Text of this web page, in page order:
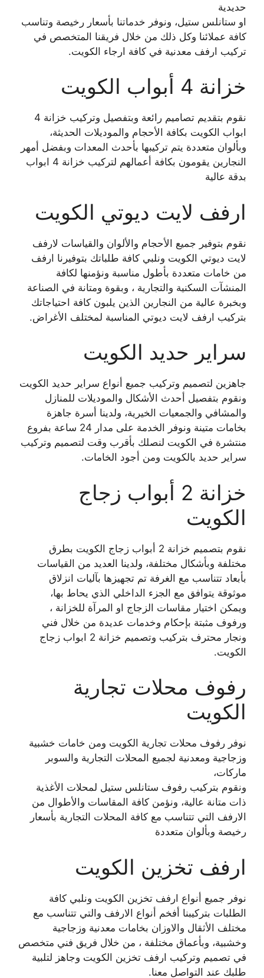
حديدية
او ستانلس ستيل، ونوفر خدماتنا بأسعار رخيصة وتناسب
كافة عملائنا وكل ذلك من خلال فريقنا المتخصص في
تركيب ارفف معدنية في كافة ارجاء الكويت.
خزانة 4 أبواب الكويت
نقوم بتقديم تصاميم رائعة وبتفصيل وتركيب خزانة 4
ابواب الكويت بكافة الأحجام والموديلات الحديثة،
وبألوان متعددة يتم تركيبها بأحدث المعدات وبفضل أمهر
النجارين يقومون بكافة أعمالهم لتركيب خزانة 4 ابواب
بدقة عالية
ارفف لايت ديوتي الكويت
نقوم بتوفير جميع الأحجام والألوان والقياسات لارفف
لايت ديوتي الكويت ونلبي كافة طلباتك بتوفيرنا ارفف
من خامات متعددة بأطول مناسبة ونؤمنها لكافة
المنشآت السكنية والتجارية ، وبقوة ومتانة في الصناعة
وبخبرة عالية من النجارين الذين يلبون كافة احتياجاتك
بتركيب ارفف لايت ديوتي المناسبة لمختلف الأغراض.
سراير حديد الكويت
جاهزين لتصميم وتركيب جميع أنواع سراير حديد الكويت
ونقوم بتفصيل أحدث الأشكال والموديلات للمنازل
والمشافي والجمعيات الخيرية، ولدينا أسرة جاهزة
بخامات متينة ونوفر الخدمة على مدار 24 ساعة بفروع
منتشرة في الكويت لنصلك بأقرب وقت لتصميم وتركيب
سراير حديد بالكويت ومن أجود الخامات.
خزانة 2 أبواب زجاج
الكويت
نقوم بتصميم خزانة 2 أبواب زجاج الكويت بطرق
مختلفة وبأشكال مختلفة، ولدينا العديد من القياسات
بأبعاد تتناسب مع الغرفة تم تجهيزها بآليات انزلاق
موثوقة يتوافق مع الجزء الداخلي الذي يحاط بها،
ويمكن اختيار مقاسات الزجاج او المرآة للخزانة ،
ورفوف مثبتة بإحكام وخدمات عديدة من خلال فني
ونجار محترف بتركيب وتصميم خزانة 2 ابواب زجاج
الكويت.
رفوف محلات تجارية
الكويت
نوفر رفوف محلات تجارية الكويت ومن خامات خشبية
وزجاجية ومعدنية لجميع المحلات التجارية والسوبر
ماركات،
ونقوم بتركيب رفوف ستانلس ستيل لمحلات الأغذية
ذات متانة عالية، ونؤمن كافة المقاسات والأطوال من
الارفف التي تتناسب مع كافة المحلات التجارية بأسعار
رخيصة وبألوان متعددة
ارفف تخزين الكويت
نوفر جميع أنواع ارفف تخزين الكويت ونلبي كافة
الطلبات بتركيبنا أفخم أنواع الارفف والتي تتناسب مع
مختلف الأثقال والاوزان بخامات معدنية وزجاجية
وخشبية، وبأعماق مختلفة ، من خلال فريق فني متخصص
في تصميم وتركيب ارفف تخزين الكويت وجاهز لتلبية
طلبك عند التواصل معنا.